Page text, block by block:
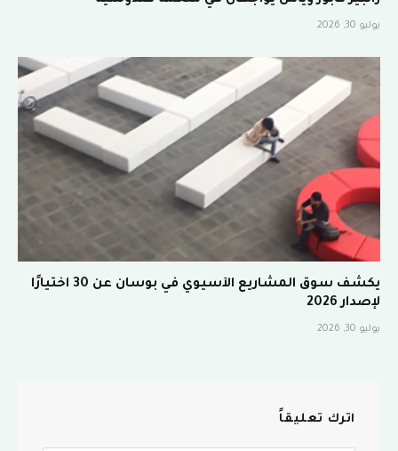
يوليو 30, 2026
يكشف سوق المشاريع الآسيوي في بوسان عن 30 اختيارًا
لإصدار 2026
يوليو 30, 2026
اترك تعليقاً